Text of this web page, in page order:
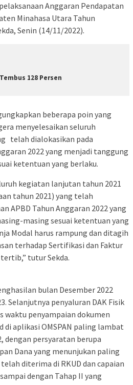
Anggaran Pendapatan
Minahasa Utara Tahun
Senin (14/11/2022).
128 Persen
beberapa poin yang
menyelesaikan seluruh
telah dialokasikan pada
2022 yang menjadi tanggung
ketentuan yang berlaku.
kegiatan lanjutan tahun 2021
tahun 2021) yang telah
APBD Tahun Anggaran 2022 yang
masing sesuai ketentuan yang
Modal harus rampung dan ditagih
terhadap Sertifikasi dan Faktur
tutur Sekda.
bulan Desember 2022
Selanjutnya penyaluran DAK Fisik
waktu penyampaian dokumen
di aplikasi OMSPAN paling lambat
dengan persyaratan berupa
Dana yang menunjukan paling
diterima di RKUD dan capaian
dengan Tahap II yang